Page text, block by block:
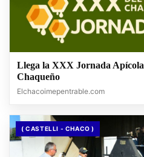
Llega la XXX Jornada
Chaqueño
Elchacoimepentrable.com
( CASTELLI - CHACO )